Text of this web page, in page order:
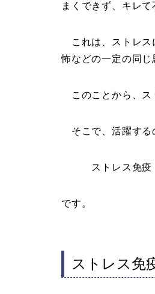
まくできず、キレ
これは、ストレス
怖などの一定の同じ
このことから、ス
そこで、活躍する
ストレス免疫
です。
ストレス免